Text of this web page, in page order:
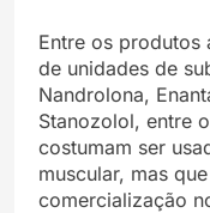
Entre os produtos
de unidades de
Nandrolona,
Stanozolol, entre
costumam ser
muscular, mas
comercialização